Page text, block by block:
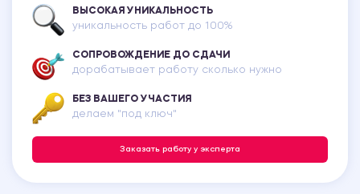
ВЫСОКАЯ УНИКАЛЬНОСТЬ
уникальность работ до 100%
СОПРОВОЖДЕНИЕ ДО СДАЧИ
дорабатывает работу сколько нужно
БЕЗ ВАШЕГО УЧАСТИЯ
делаем "под ключ"
Заказать работу у эксперта